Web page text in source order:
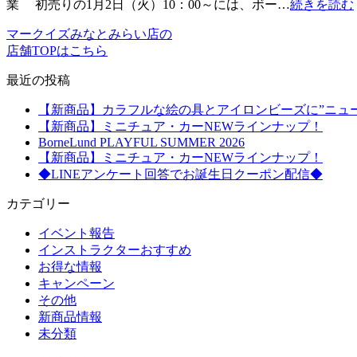
業 初売りの1月2日（火）10：00～には、ボー…続きを読む
マークイズみなとみらい店の
店舗TOPはこちら
最近の投稿
【新商品】カラフルな絵の具とアイロンビーズに”ニュ
【新商品】ミニチュア・カーNEWラインナップ！
BorneLund PLAYFUL SUMMER 2026
【新商品】ミニチュア・カーNEWラインナップ！
◆LINEアンケート回答でお誕生日クーポン配信◆
カテゴリー
イベント報告
インストラクターおすすめ
お得な情報
キャンペーン
その他
新商品情報
未分類